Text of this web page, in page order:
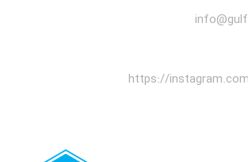
https://